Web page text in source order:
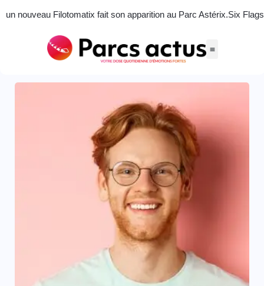
un nouveau Filotomatix fait son apparition au Parc Astérix.Six
Accueil Team